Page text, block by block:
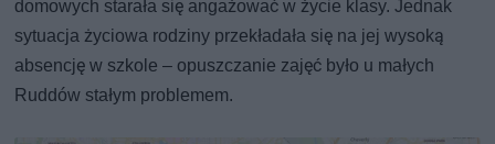
domowych starała się angażować w życie klasy. Jednak
sytuacja życiowa rodziny przekładała się na jej wysoką
absencję w szkole – opuszczanie zajęć było u małych
Ruddów stałym problemem.